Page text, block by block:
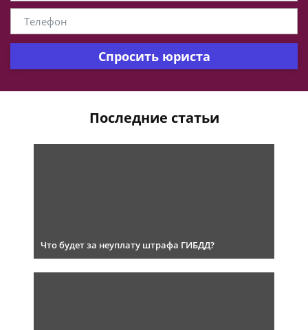
Спросить юриста
Последние статьи
Что будет за неуплату штрафа ГИБДД?